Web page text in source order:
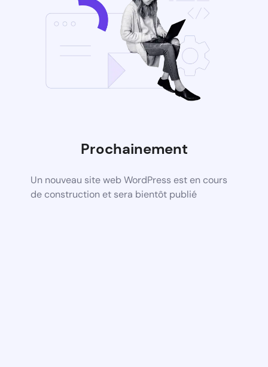
Prochainement
Un nouveau site web WordPress est en cours
de construction et sera bientôt publié